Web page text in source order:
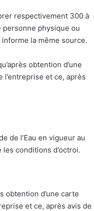
respectivement 300 à
physique ou
la même source.
obtention d’une
et ce, après
de l’Eau en vigueur au
conditions d’octroi.
obtention d’une carte
et ce, après avis de